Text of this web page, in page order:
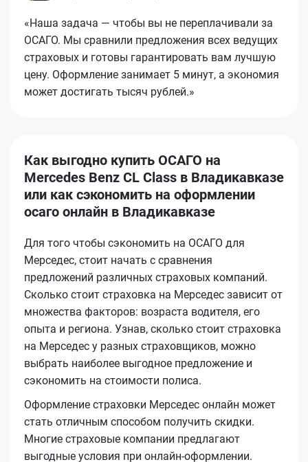
«Наша задача — чтобы вы не переплачивали за
ОСАГО. Мы сравнили предложения всех ведущих
страховых и готовы гарантировать вам лучшую
цену. Оформление занимает 5 минут, а экономия
может достигать тысяч рублей.»
Как выгодно купить ОСАГО на
Mercedes Benz CL Class в Владикавказе
или как сэкономить на оформлении
осаго онлайн в Владикавказе
Для того чтобы сэкономить на ОСАГО для
Мерседес, стоит начать с сравнения
предложений различных страховых компаний.
Сколько стоит страховка на Мерседес зависит от
множества факторов: возраста водителя, его
опыта и региона. Узнав, сколько стоит страховка
на Мерседес у разных страховщиков, можно
выбрать наиболее выгодное предложение и
сэкономить на стоимости полиса.
Оформление страховки Мерседес онлайн может
стать отличным способом получить скидки.
Многие страховые компании предлагают
выгодные условия при онлайн-оформлении.